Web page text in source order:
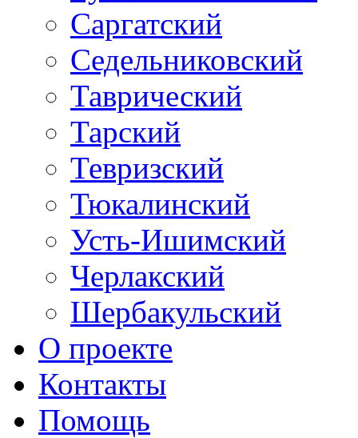
Саргатский
Седельниковский
Таврический
Тарский
Тевризский
Тюкалинский
Усть-Ишимский
Черлакский
Шербакульский
О проекте
Контакты
Помощь